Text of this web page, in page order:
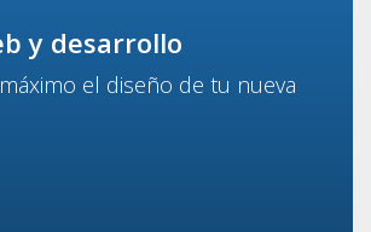
y desarrollo
el diseño de tu nueva